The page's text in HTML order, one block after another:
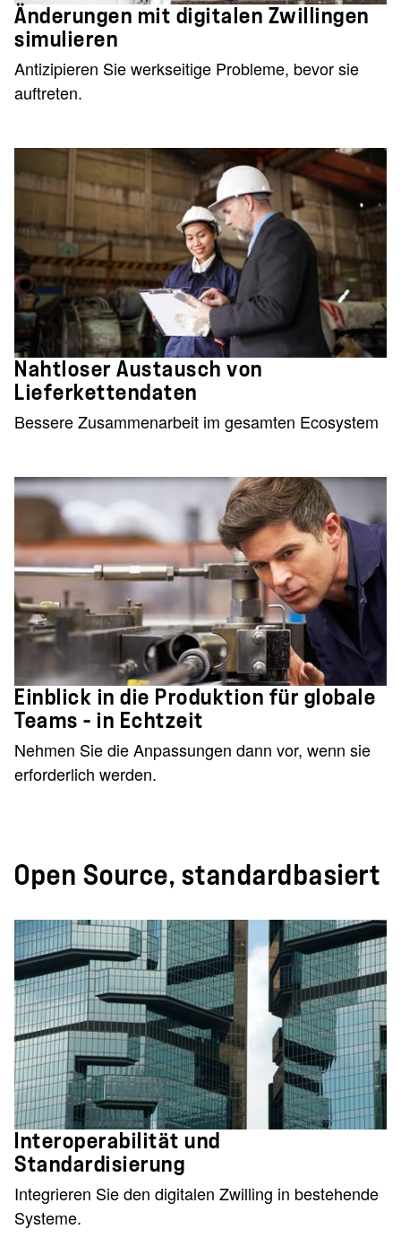
Änderungen mit digitalen Zwillingen
simulieren
Antizipieren Sie werkseitige Probleme, bevor sie
auftreten.
Nahtloser Austausch von
Lieferkettendaten
Bessere Zusammenarbeit im gesamten Ecosystem
Einblick in die Produktion für globale
Teams – in Echtzeit
Nehmen Sie die Anpassungen dann vor, wenn sie
erforderlich werden.
Open Source, standardbasiert
Interoperabilität und
Standardisierung
Integrieren Sie den digitalen Zwilling in bestehende
Systeme.